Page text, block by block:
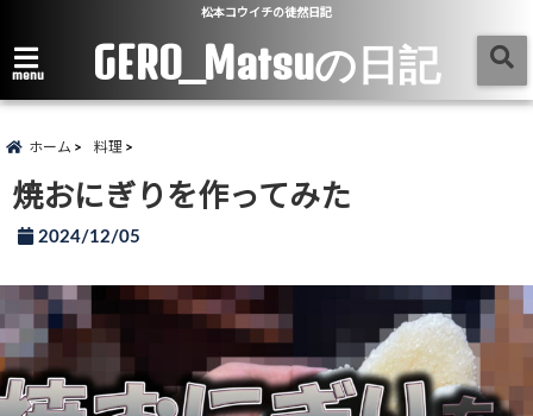
松本コウイチの徒然日記
menu GERO_Matsuの日記
ホーム 料理
焼おにぎりを作ってみた
2024/12/05